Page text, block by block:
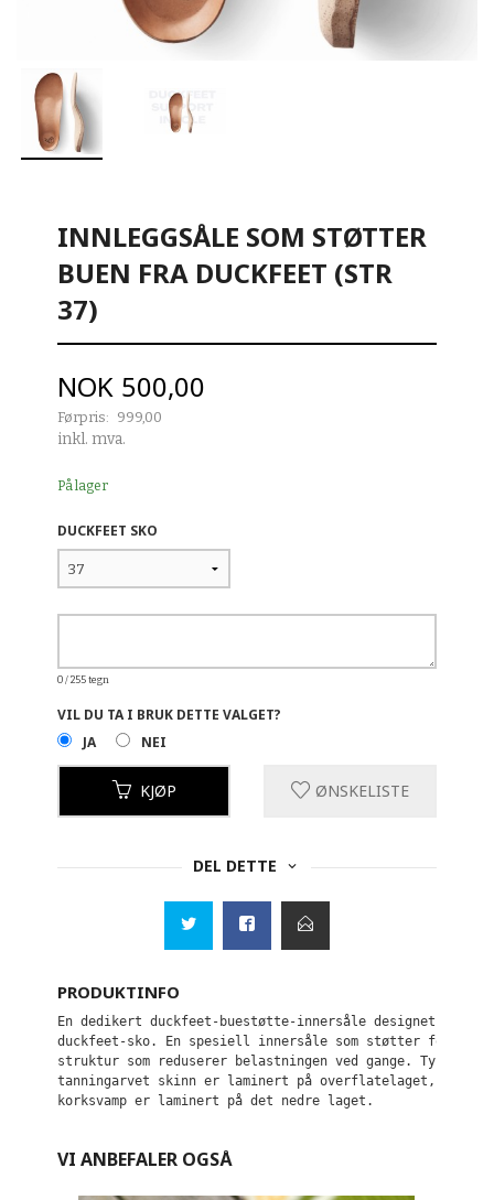
INNLEGGSÅLE SOM STØTTER
BUEN FRA DUCKFEET (STR
37)
Tilbud
NOK 500,00
Førpris: 999,00
Rabatt
inkl. mva.
På lager
DUCKFEET SKO
0 / 255 tegn
VIL DU TA I BRUK DETTE VALGET?
JA
NEI
KJØP ØNSKELISTE
DEL DETTE
PRODUKTINFO
En dedikert duckfeet-buestøtte-innersåle designet for
duckfeet-sko. En spesiell innersåle som støtter fotbuen
struktur som reduserer belastningen ved gange. Tykt
tanningarvet skinn er laminert på overflatelaget, og
korksvamp er laminert på det nedre laget.
VI ANBEFALER OGSÅ